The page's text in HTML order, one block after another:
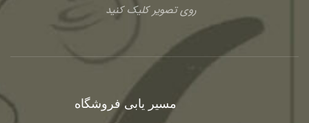
روی تصویر کلیک کنید
مسیر یابی فروشگاه